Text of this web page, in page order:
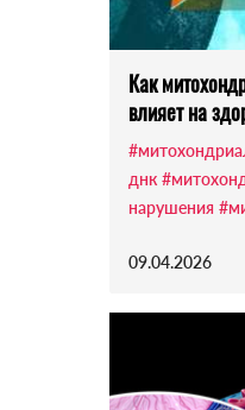
Как
влияет на
днк
нарушения
09.04.2026